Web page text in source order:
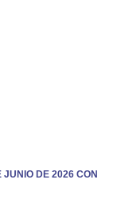
DE 2026 CON